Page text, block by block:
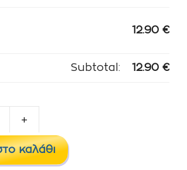
12.90 €
Subtotal: 12.90 €
+
καλάθι